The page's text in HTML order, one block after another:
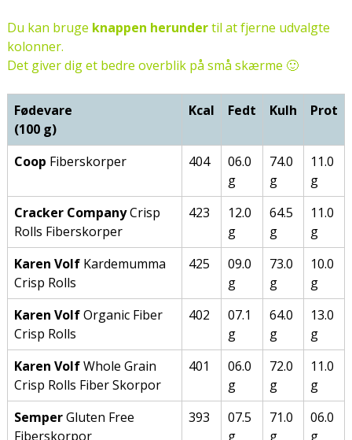
Du kan bruge knappen herundertil at fjerne udvalgte
kolonner.
Det giver dig et bedre overblik på små skærme 🙂
Fødevare
(100 g)
Kcal Fedt Kulh Prot
Coop Fiberskorper 404
06.0
g
74.0
g
11.0
g
Cracker CompanyCrisp
Rolls Fiberskorper
423
12.0
g
64.5
g
11.0
g
Karen Volf Kardemumma
Crisp Rolls
425
09.0
g
73.0
g
10.0
g
Karen VolfOrganic Fiber
Crisp Rolls
402
07.1
g
64.0
g
13.0
g
Karen VolfWhole Grain
Crisp Rolls Fiber Skorpor
401
06.0
g
72.0
g
11.0
g
SemperGluten Free
Fiberskorpor
393
07.5
g
71.0
g
06.0
g